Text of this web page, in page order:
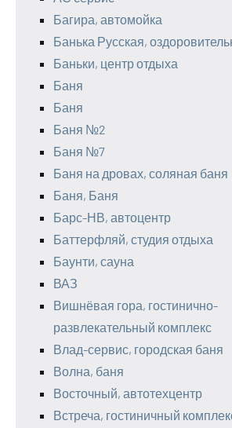
Багира, автомойка
Банька Русская,
Баньки, центр отдыха
Баня
Баня
Баня №2
Баня №7
Баня на дровах, соляная баня
Баня, Баня
Барс-НВ, автоцентр
Баттерфляй, студия отдыха
Баунти, сауна
ВАЗ
Вишнёвая гора, гостинично-
развлекательный комплекс
Влад-сервис, городская баня
Волна, баня
Восточный, автотехцентр
Встреча, гостиничный